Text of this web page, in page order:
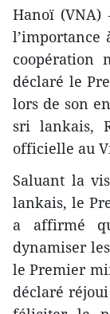
Hanoï (VNA)
coopération
déclaré le
lors de son
sri lankais,
officielle au
Saluant la
lankais, le
a affirmé
dynamiser
le Premier
déclaré